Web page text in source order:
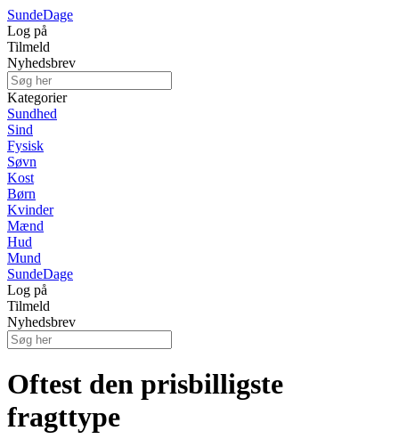
SundeDage
Log på
Tilmeld
Nyhedsbrev
Kategorier
Sundhed
Sind
Fysisk
Søvn
Kost
Børn
Kvinder
Mænd
Hud
Mund
SundeDage
Log på
Tilmeld
Nyhedsbrev
Oftest den prisbilligste
fragttype